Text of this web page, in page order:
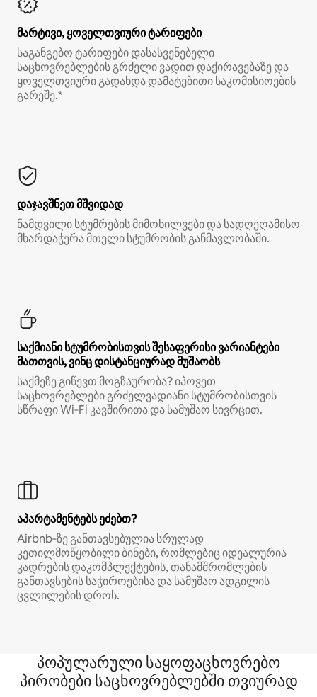
მარტივი, ყოველთვიური ტარიფები
საგანგებო ტარიფები დასასვენებელი
საცხოვრებლების გრძელი ვადით დაქირავებაზე და
ყოველთვიური გადახდა დამატებითი საკომისიოების
გარეშე.*
დაჯავშნეთ მშვიდად
ნამდვილი სტუმრების მიმოხილვები და სადღეღამისო
მხარდაჭერა მთელი სტუმრობის განმავლობაში.
საქმიანი სტუმრობისთვის შესაფერისი ვარიანტები
მათთვის, ვინც დისტანციურად მუშაობს
საქმეზე გიწევთ მოგზაურობა? იპოვეთ
საცხოვრებლები გრძელვადიანი სტუმრობისთვის
სწრაფი Wi‑Fi კავშირითა და სამუშაო სივრცით.
აპარტამენტებს ეძებთ?
Airbnb‑ზე განთავსებულია სრულად
კეთილმოწყობილი ბინები, რომლებიც იდეალურია
კადრების დაკომპლექტების, თანამშრომლების
განთავსების საჭიროებისა და სამუშაო ადგილის
ცვლილების დროს.
პოპულარული საყოფაცხოვრებო
პირობები საცხოვრებლებში თვიურად